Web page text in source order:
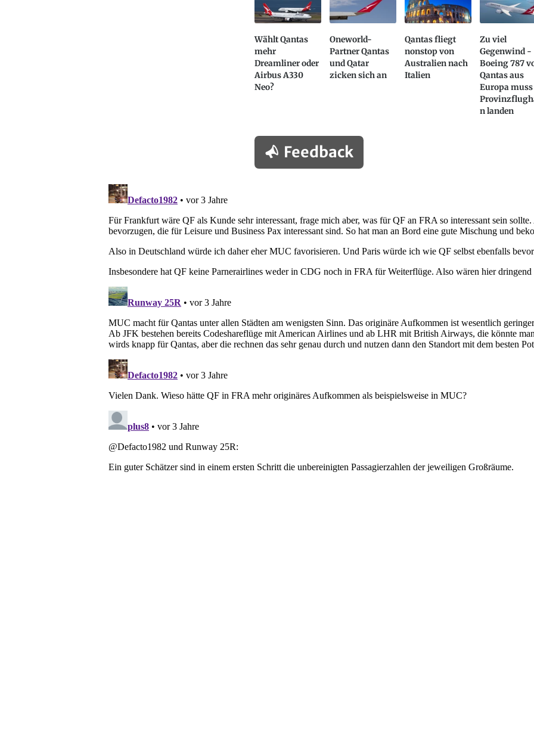
Wählt Qantas
mehr
Dreamliner oder
Airbus A330
Neo?
Oneworld-
Partner Qantas
und Qatar
zicken sich an
Qantas fliegt
nonstop von
Australien nach
Italien
Zu viel
Gegenwind -
Boeing 787
Qantas aus
Europa
n landen
Feedback